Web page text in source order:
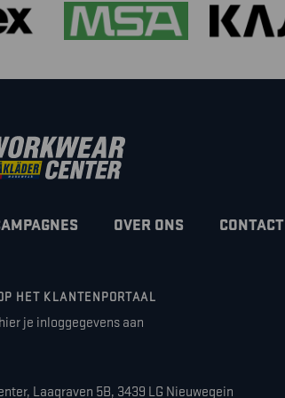
OVER ONS CONTACT
HET KLANTENPORTAAL
je inloggegevens aan
Laagraven 5B, 3439 LG Nieuwegein